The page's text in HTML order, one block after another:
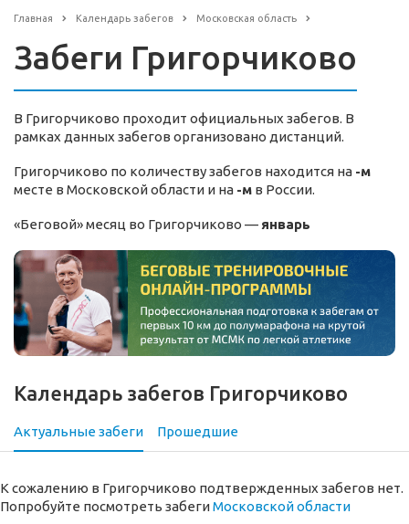
Главная Календарь забегов Московская область
Забеги Григорчиково
В Григорчиково проходит официальных забегов. В
рамках данных забегов организовано дистанций.
Григорчиково по количеству забегов находится на -м
месте в Московской области и на -м в России.
«Беговой» месяц во Григорчиково — январь
Календарь забегов Григорчиково
Актуальные забеги Прошедшие
К сожалению в Григорчиково подтвержденных забегов нет.
Попробуйте посмотреть забегиМосковской области